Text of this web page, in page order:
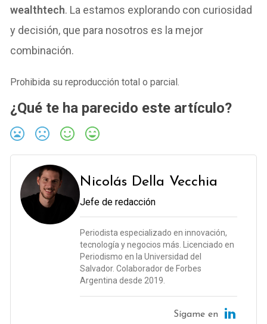
wealthtech. La estamos explorando con curiosidad
y decisión, que para nosotros es la mejor
combinación.
Prohibida su reproducción total o parcial.
¿Qué te ha parecido este artículo?
Nicolás Della Vecchia
Jefe de redacción
Periodista especializado en innovación,
tecnología y negocios más. Licenciado en
Periodismo en la Universidad del
Salvador. Colaborador de Forbes
Argentina desde 2019.
Sígame en